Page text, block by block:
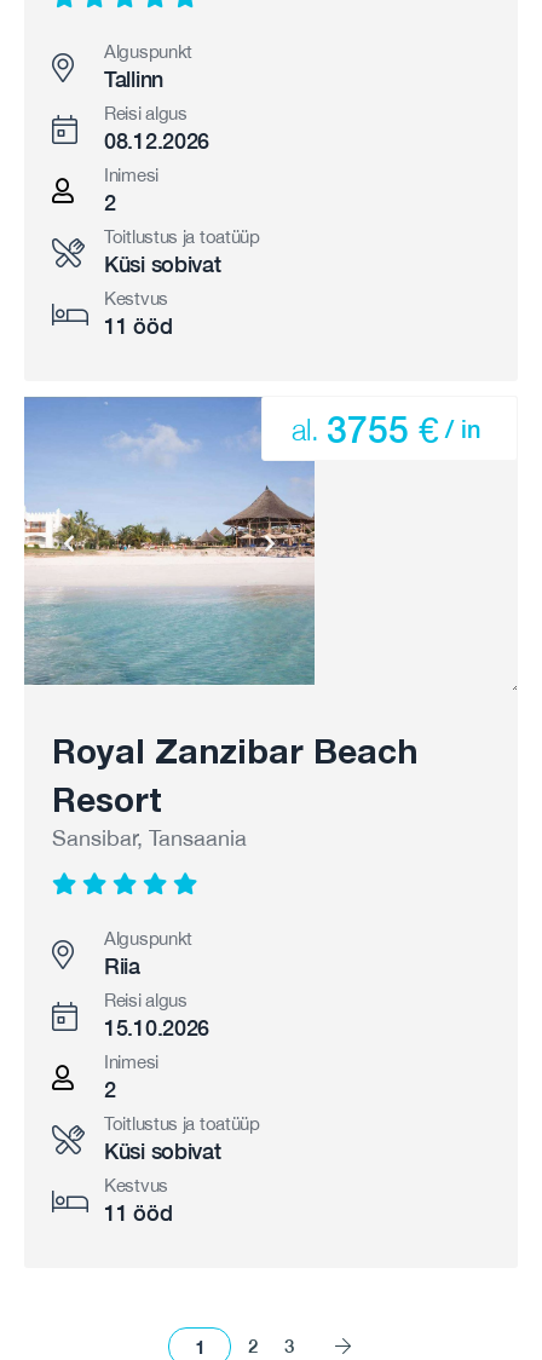
Alguspunkt
Tallinn
Reisi algus
08.12.2026
Inimesi
2
Toitlustus ja toatüüp
Küsi sobivat
Kestvus
11 ööd
Royal Zanzibar Beach
Resort
Sansibar, Tansaania
al. 3755 € / in
Alguspunkt
Riia
Reisi algus
15.10.2026
Inimesi
2
Toitlustus ja toatüüp
Küsi sobivat
Kestvus
11 ööd
1 2 3